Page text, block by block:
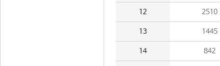
12 2510
13 1445
14 842